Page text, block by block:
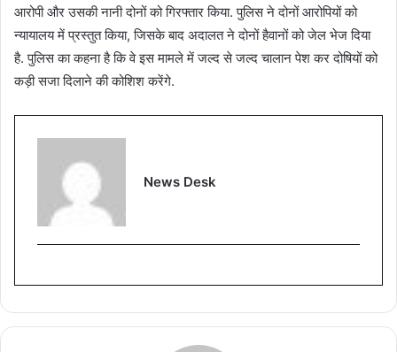
आरोपी और उसकी नानी दोनों को गिरफ्तार किया. पुलिस ने दोनों आरोपियों को
न्यायालय में प्रस्तुत किया, जिसके बाद अदालत ने दोनों हैवानों को जेल भेज दिया
है. पुलिस का कहना है कि वे इस मामले में जल्द से जल्द चालान पेश कर दोषियों को
कड़ी सजा दिलाने की कोशिश करेंगे.
News Desk